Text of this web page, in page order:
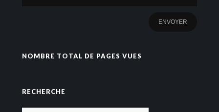
NOMBRE TOTAL DE PAGES VUES
RECHERCHE